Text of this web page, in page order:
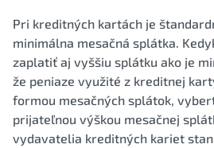
Pri kreditných kartách je
minimálna mesačná splátka.
zaplatiť aj vyššiu splátku ako je
že peniaze využité z kreditnej
formou mesačných splátok,
prijateľnou výškou mesačnej
vydavatelia kreditných kariet